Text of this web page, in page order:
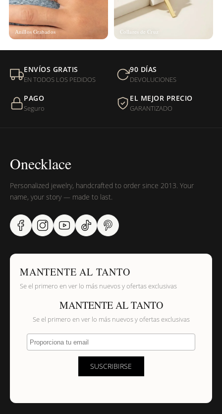
Anillos Grabados Collares de Cruz
ENVÍOS GRATIS
EN TODOS LOS PEDIDOS
90 DÍAS
DEVOLUCIONES
PAGO
Seguro
EL MEJOR PRECIO
GARANTIZADO
Onecklace
Personalized jewelry, handcrafted to order since 2013. Your
name, your story — made to last.
MANTENTE AL TANTO
Se el primero en ver lo más nuevos y ofertas exclusivas
MANTENTE AL TANTO
Se el primero en ver lo más nuevos y ofertas exclusivas
Proporciona tu email
SUSCRIBIRSE